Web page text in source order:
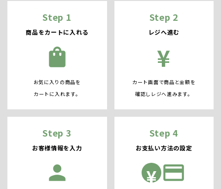
Step 1
商品をカートに入れる
shopping_bag
お気に入りの商品を
カートに入れます。
Step 2
レジへ進む
¥
カート画面で商品と金額を
確認しレジへ進みます。
Step 3
お客様情報を入力
person
Step 4
お支払い方法の設定
¥ credit_card